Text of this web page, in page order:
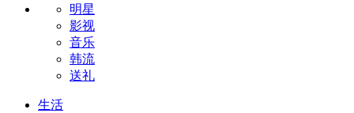
明星
影视
音乐
韩流
送礼
生活